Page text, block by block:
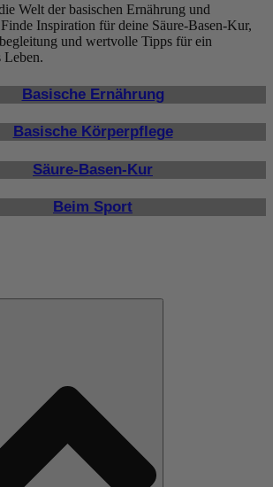
Welt der basischen Ernährung und
Inspiration für deine Säure-Basen-Kur,
und wertvolle Tipps für ein
Leben.
Basische Ernährung
Basische Körperpflege
Säure-Basen-Kur
Beim Sport